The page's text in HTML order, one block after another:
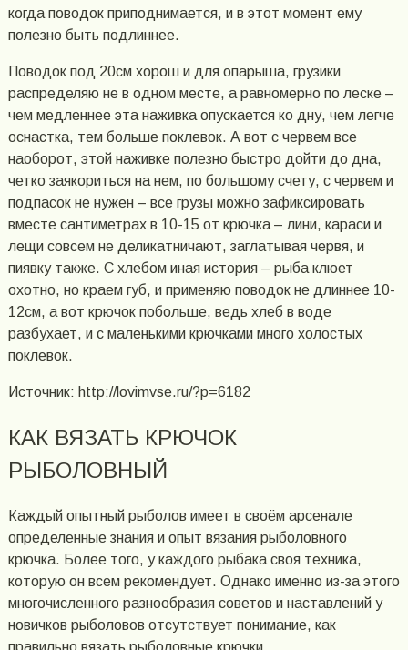
когда поводок приподнимается, и в этот момент ему
полезно быть подлиннее.
Поводок под 20см хорош и для опарыша, грузики
распределяю не в одном месте, а равномерно по леске –
чем медленнее эта наживка опускается ко дну, чем легче
оснастка, тем больше поклевок. А вот с червем все
наоборот, этой наживке полезно быстро дойти до дна,
четко заякориться на нем, по большому счету, с червем и
подпасок не нужен – все грузы можно зафиксировать
вместе сантиметрах в 10-15 от крючка – лини, караси и
лещи совсем не деликатничают, заглатывая червя, и
пиявку также. С хлебом иная история – рыба клюет
охотно, но краем губ, и применяю поводок не длиннее 10-
12см, а вот крючок побольше, ведь хлеб в воде
разбухает, и с маленькими крючками много холостых
поклевок.
Источник: http://lovimvse.ru/?p=6182
КАК ВЯЗАТЬ КРЮЧОК
РЫБОЛОВНЫЙ
Каждый опытный рыболов имеет в своём арсенале
определенные знания и опыт вязания рыболовного
крючка. Более того, у каждого рыбака своя техника,
которую он всем рекомендует. Однако именно из-за этого
многочисленного разнообразия советов и наставлений у
новичков рыболовов отсутствует понимание, как
правильно вязать рыболовные крючки.